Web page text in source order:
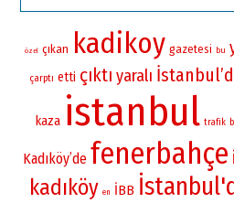
özel çıkan kadikoy gazetesi bu
çarptı etti çıktı yaralı
kaza istanbul trafik
Kadıköy’de fenerbahçe
kadıköy en İBB